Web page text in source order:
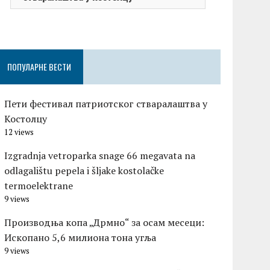
ПОПУЛАРНЕ ВЕСТИ
Пети фестивал патриотског стваралаштва у
Костолцу
12 views
Izgradnja vetroparka snage 66 megavata na
odlagalištu pepela i šljake kostolačke
termoelektrane
9 views
Производња копа „Дрмно“ за осам месеци:
Ископано 5,6 милиона тона угља
9 views